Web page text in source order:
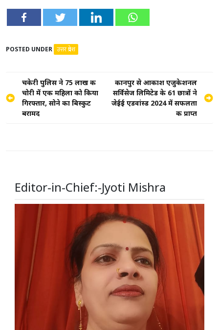
POSTED UNDER उत्तर प्रदेश
Post
navigation
चकेरी पुलिस ने 75 लाख की
चोरी में एक महिला को किया
गिरफ्तार, सोने का बिस्कुट
बरामद
कानपुर से आकाश एजुकेशनल
सर्विसेज लिमिटेड के 61 छात्रों ने
जेईई एडवांस्ड 2024 में सफलता
की प्राप्त
Editor-in-Chief:-Jyoti Mishra